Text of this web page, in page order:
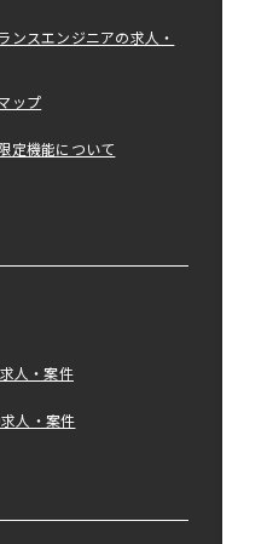
ンスエンジニアの求人・
ップ
定機能について
人・案件
人・案件